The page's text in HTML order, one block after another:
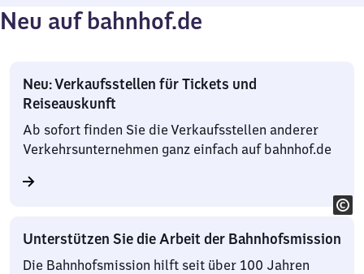
Neu auf bahnhof.de
Neu: Verkaufsstellen für Tickets und
Reiseauskunft
Ab sofort finden Sie die Verkaufsstellen anderer
Verkehrsunternehmen ganz einfach auf bahnhof.de
Unterstützen Sie die Arbeit der Bahnhofsmission
Die Bahnhofsmission hilft seit über 100 Jahren